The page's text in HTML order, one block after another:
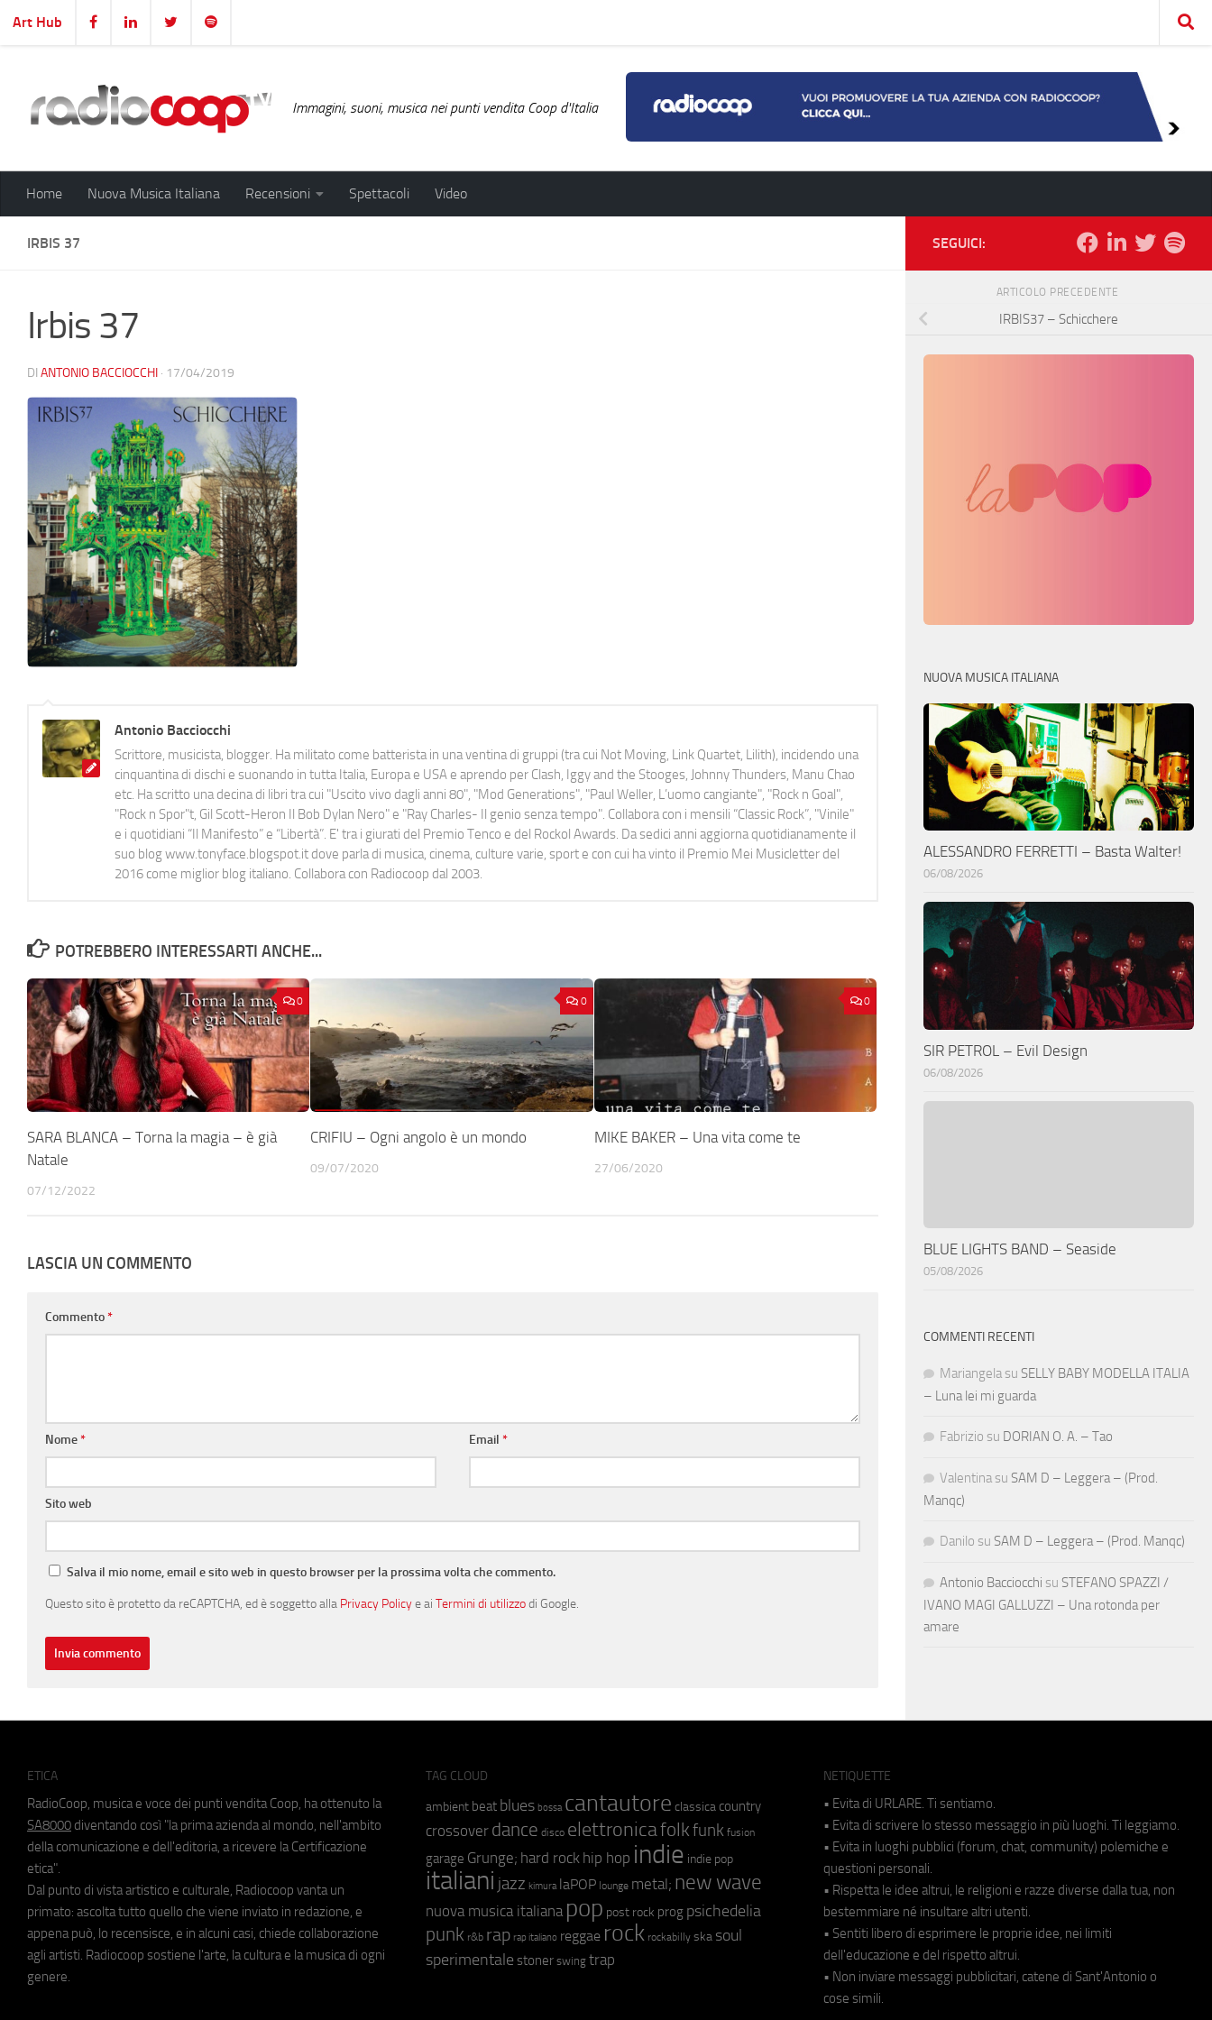
Salta al contenuto
Art Hub
Immagini, suoni, musica nei punti vendita Coop d'Italia
Home Nuova Musica Italiana Recensioni Spettacoli Video
IRBIS 37
Irbis 37
DI ANTONIO BACCIOCCHI · 17/04/2019
Antonio Bacciocchi
Scrittore, musicista, blogger. Ha militato come batterista in una ventina di gruppi (tra cui Not Moving, Link Quartet, Lilith), incidendo una
cinquantina di dischi e suonando in tutta Italia, Europa e USA e aprendo per Clash, Iggy and the Stooges, Johnny Thunders, Manu Chao
etc. Ha scritto una decina di libri tra cui "Uscito vivo dagli anni 80", "Mod Generations", "Paul Weller, L’uomo cangiante", "Rock n Goal",
"Rock n Spor"t, Gil Scott-Heron Il Bob Dylan Nero" e "Ray Charles- Il genio senza tempo". Collabora con i mensili “Classic Rock”, "Vinile"
e i quotidiani “Il Manifesto” e “Libertà”. E' tra i giurati del Premio Tenco e del Rockol Awards. Da sedici anni aggiorna quotidianamente il
suo blog www.tonyface.blogspot.it dove parla di musica, cinema, culture varie, sport e con cui ha vinto il Premio Mei Musicletter del
2016 come miglior blog italiano. Collabora con Radiocoop dal 2003.
POTREBBERO INTERESSARTI ANCHE...
0
SARA BLANCA – Torna la magia – è già
Natale
07/12/2022
0
CRIFIU – Ogni angolo è un mondo
09/07/2020
0
MIKE BAKER – Una vita come te
27/06/2020
LASCIA UN COMMENTO
Commento*
Nome* Email*
Sito web
Salva il mio nome, email e sito web in questo browser per la prossima volta che commento.
Questo sito è protetto da reCAPTCHA, ed è soggetto alla Privacy Policye ai Termini di utilizzodi Google.
SEGUICI:
ARTICOLO PRECEDENTE
IRBIS37 – Schicchere
NUOVA MUSICA ITALIANA
ALESSANDRO FERRETTI – Basta Walter!
06/08/2026
SIR PETROL – Evil Design
06/08/2026
BLUE LIGHTS BAND – Seaside
05/08/2026
COMMENTI RECENTI
Mariangela su SELLY BABY MODELLA ITALIA
– Luna lei mi guarda
Fabrizio su DORIAN O. A. – Tao
Valentina su SAM D – Leggera – (Prod.
Manqc)
Danilo su SAM D – Leggera – (Prod. Manqc)
Antonio Bacciocchi su STEFANO SPAZZI /
IVANO MAGI GALLUZZI – Una rotonda per
amare
ETICA
RadioCoop, musica e voce dei punti vendita Coop, ha ottenuto la
SA8000 diventando così "la prima azienda al mondo, nell'ambito
della comunicazione e dell'editoria, a ricevere la Certificazione
etica".
Dal punto di vista artistico e culturale, Radiocoop vanta un
primato: ascolta tutto quello che viene inviato in redazione, e
appena può, lo recensisce, e in alcuni casi, chiede collaborazione
agli artisti. Radiocoop sostiene l'arte, la cultura e la musica di ogni
genere.
TAG CLOUD
ambient beat blues bossa cantautore classica country
crossover dance disco elettronicafolkfunk fusion
garage Grunge; hard rock hip hop indie indie pop
italiani jazz kimura laPOP lounge metal; new wave
nuova musica italiana pop post rock prog psichedelia
punk r&b rap rap italiano reggae rock rockabilly ska soul
sperimentale stoner swing trap
NETIQUETTE
• Evita di URLARE. Ti sentiamo.
• Evita di scrivere lo stesso messaggio in più luoghi. Ti leggiamo.
• Evita in luoghi pubblici (forum, chat, community) polemiche e
questioni personali.
• Rispetta le idee altrui, le religioni e razze diverse dalla tua, non
bestemmiare né insultare altri utenti.
• Sentiti libero di esprimere le proprie idee, nei limiti
dell'educazione e del rispetto altrui.
• Non inviare messaggi pubblicitari, catene di Sant'Antonio o
cose simili.